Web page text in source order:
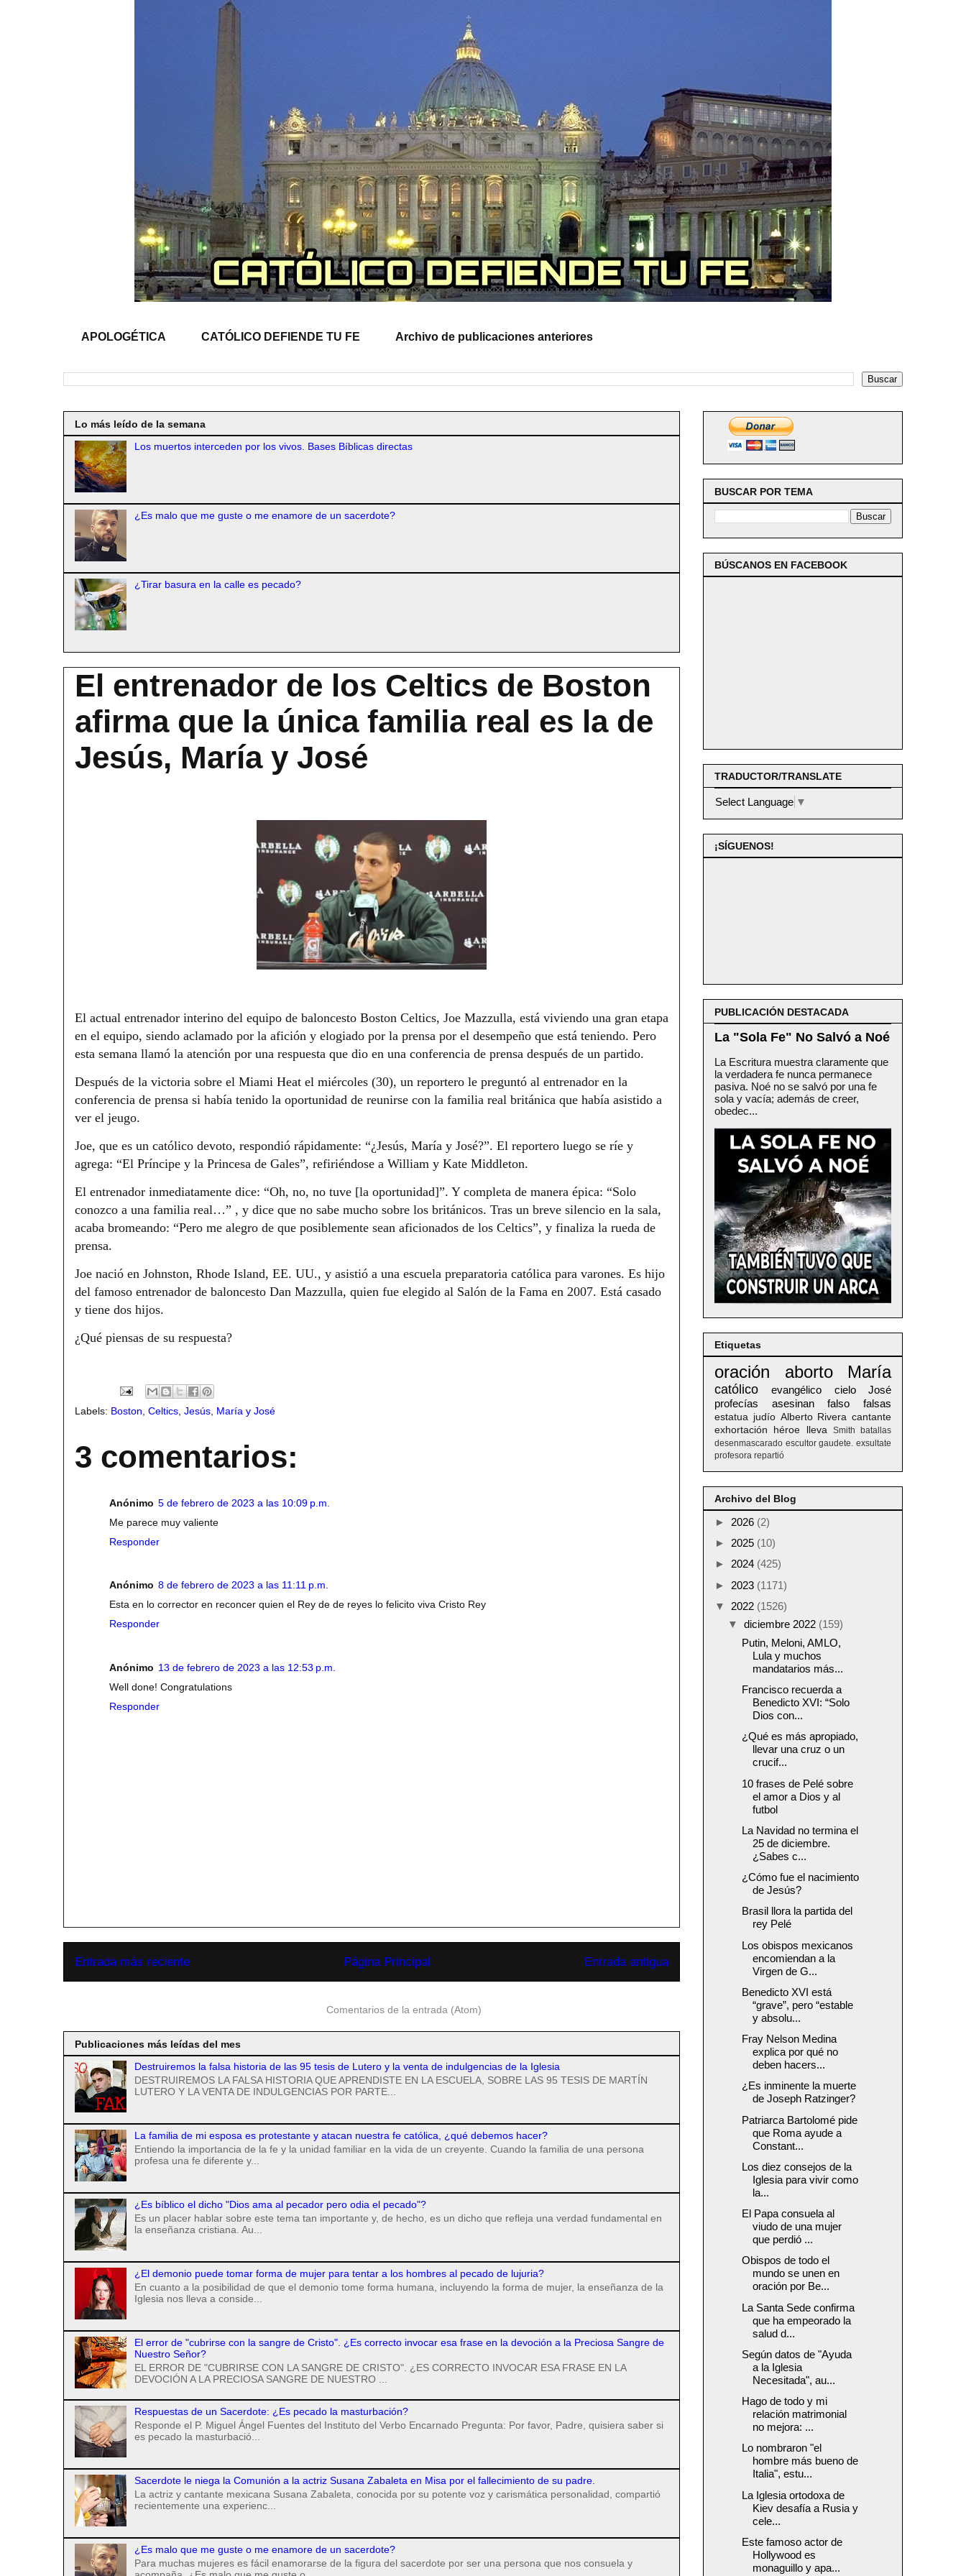
APOLOGÉTICA CATÓLICO DEFIENDE TU FE Archivo de publicaciones anteriores
Lo más leído de la semana
Los muertos interceden por los vivos. Bases Bíblicas directas
¿Es malo que me guste o me enamore de un sacerdote?
¿Tirar basura en la calle es pecado?
El entrenador de los Celtics de Boston
afirma que la única familia real es la de
Jesús, María y José
El actual entrenador interino del equipo de baloncesto Boston Celtics, Joe Mazzulla, está viviendo una gran etapa
en el equipo, siendo aclamado por la afición y elogiado por la prensa por el desempeño que está teniendo. Pero
esta semana llamó la atención por una respuesta que dio en una conferencia de prensa después de un partido.
Después de la victoria sobre el Miami Heat el miércoles (30), un reportero le preguntó al entrenador en la
conferencia de prensa si había tenido la oportunidad de reunirse con la familia real británica que había asistido a
ver el jeugo.
Joe, que es un católico devoto, respondió rápidamente: “¿Jesús, María y José?”. El reportero luego se ríe y
agrega: “El Príncipe y la Princesa de Gales”, refiriéndose a William y Kate Middleton.
El entrenador inmediatamente dice: “Oh, no, no tuve [la oportunidad]”. Y completa de manera épica: “Solo
conozco a una familia real…” , y dice que no sabe mucho sobre los británicos. Tras un breve silencio en la sala,
acaba bromeando: “Pero me alegro de que posiblemente sean aficionados de los Celtics”, y finaliza la rueda de
prensa.
Joe nació en Johnston, Rhode Island, EE. UU., y asistió a una escuela preparatoria católica para varones. Es hijo
del famoso entrenador de baloncesto Dan Mazzulla, quien fue elegido al Salón de la Fama en 2007. Está casado
y tiene dos hijos.
¿Qué piensas de su respuesta?
Labels: Boston Celtics Jesús María y José
3 comentarios:
Anónimo 5 de febrero de 2023 a las 10:09 p.m.
Me parece muy valiente
Responder
Anónimo 8 de febrero de 2023 a las 11:11 p.m.
Esta en lo corrector en reconcer quien el Rey de de reyes lo felicito viva Cristo Rey
Responder
Anónimo 13 de febrero de 2023 a las 12:53 p.m.
Well done! Congratulations
Responder
Entrada más reciente Entrada antigua
Página Principal
Comentarios de la entrada (Atom)
Publicaciones más leídas del mes
Destruiremos la falsa historia de las 95 tesis de Lutero y la venta de indulgencias de la Iglesia
DESTRUIREMOS LA FALSA HISTORIA QUE APRENDISTE EN LA ESCUELA, SOBRE LAS 95 TESIS DE MARTÍN
LUTERO Y LA VENTA DE INDULGENCIAS POR PARTE...
La familia de mi esposa es protestante y atacan nuestra fe católica, ¿qué debemos hacer?
Entiendo la importancia de la fe y la unidad familiar en la vida de un creyente. Cuando la familia de una persona
profesa una fe diferente y...
¿Es bíblico el dicho "Dios ama al pecador pero odia el pecado"?
Es un placer hablar sobre este tema tan importante y, de hecho, es un dicho que refleja una verdad fundamental en
la enseñanza cristiana. Au...
¿El demonio puede tomar forma de mujer para tentar a los hombres al pecado de lujuria?
En cuanto a la posibilidad de que el demonio tome forma humana, incluyendo la forma de mujer, la enseñanza de la
Iglesia nos lleva a conside...
El error de "cubrirse con la sangre de Cristo". ¿Es correcto invocar esa frase en la devoción a la Preciosa Sangre de
Nuestro Señor?
EL ERROR DE "CUBRIRSE CON LA SANGRE DE CRISTO". ¿ES CORRECTO INVOCAR ESA FRASE EN LA
DEVOCIÓN A LA PRECIOSA SANGRE DE NUESTRO ...
Respuestas de un Sacerdote: ¿Es pecado la masturbación?
Responde el P. Miguel Ángel Fuentes del Instituto del Verbo Encarnado Pregunta: Por favor, Padre, quisiera saber si
es pecado la masturbació...
Sacerdote le niega la Comunión a la actriz Susana Zabaleta en Misa por el fallecimiento de su padre.
La actriz y cantante mexicana Susana Zabaleta, conocida por su potente voz y carismática personalidad, compartió
recientemente una experienc...
¿Es malo que me guste o me enamore de un sacerdote?
Para muchas mujeres es fácil enamorarse de la figura del sacerdote por ser una persona que nos consuela y
BUSCAR POR TEMA
BÚSCANOS EN FACEBOOK
TRADUCTOR/TRANSLATE
Select Language ▼
¡SÍGUENOS!
PUBLICACIÓN DESTACADA
La "Sola Fe" No Salvó a Noé
La Escritura muestra claramente que
la verdadera fe nunca permanece
pasiva. Noé no se salvó por una fe
sola y vacía; además de creer,
obedec...
Etiquetas
oración aborto María
católico evangélico cielo
José
profecías
asesinan falso falsas
estatua judío Alberto Rivera cantante
exhortación
héroe lleva Smith
batallas
desenmascarado escultor gaudete. exsultate
profesora repartió
Archivo del Blog
► 2026 (2)
► 2025 (10)
► 2024 (425)
► 2023 (1171)
▼ 2022 (1526)
▼ diciembre 2022 (159)
Putin, Meloni, AMLO,
Lula y muchos
mandatarios más...
Francisco recuerda a
Benedicto XVI: “Solo
Dios con...
¿Qué es más apropiado,
llevar una cruz o un
crucif...
10 frases de Pelé sobre
el amor a Dios y al
futbol
La Navidad no termina el
25 de diciembre.
¿Sabes c...
¿Cómo fue el nacimiento
de Jesús?
Brasil llora la partida del
rey Pelé
Los obispos mexicanos
encomiendan a la
Virgen de G...
Benedicto XVI está
“grave”, pero “estable
y absolu...
Fray Nelson Medina
explica por qué no
deben hacers...
¿Es inminente la muerte
de Joseph Ratzinger?
Patriarca Bartolomé pide
que Roma ayude a
Constant...
Los diez consejos de la
Iglesia para vivir como
la...
El Papa consuela al
viudo de una mujer
que perdió ...
Obispos de todo el
mundo se unen en
oración por Be...
La Santa Sede confirma
que ha empeorado la
salud d...
Según datos de "Ayuda
a la Iglesia
Necesitada", au...
Hago de todo y mi
relación matrimonial
no mejora: ...
Lo nombraron "el
hombre más bueno de
Italia", estu...
La Iglesia ortodoxa de
Kiev desafía a Rusia y
cele...
Este famoso actor de
Hollywood es
monaguillo y apa...